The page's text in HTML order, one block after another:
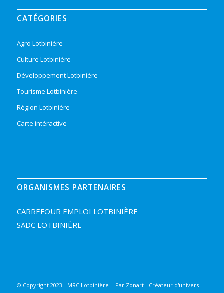
CATÉGORIES
Agro Lotbinière
Culture Lotbinière
Développement Lotbinière
Tourisme Lotbinière
Région Lotbinière
Carte intéractive
ORGANISMES PARTENAIRES
CARREFOUR EMPLOI LOTBINIÈRE
SADC LOTBINIÈRE
© Copyright 2023 - MRC Lotbinière | Par Zonart - Créateur d'univers